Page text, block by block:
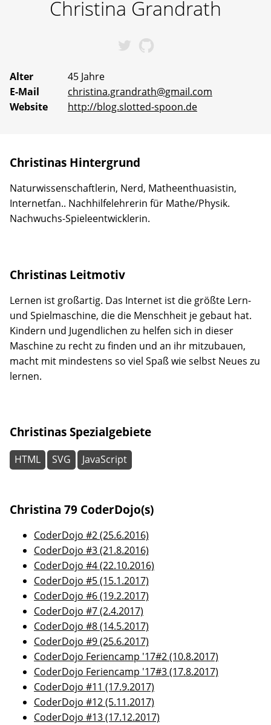
Erfahrene
Mentoren
an
Ideen
zu
arbeiten
oder
Wirklichkeit
werden
lassen.
Christina Grandrath
Alter
45 Jahre
E-Mail
christina.grandrath@gmail.com
Website
http://blog.slotted-spoon.de
Christinas Hintergrund
Naturwissenschaftlerin, Nerd, Matheenthuasistin,
Internetfan.. Nachhilfelehrerin für Mathe/Physik.
Nachwuchs-Spieleentwicklerin.
Christinas Leitmotiv
Lernen ist großartig. Das Internet ist die größte Lern-
und Spielmaschine, die die Menschheit je gebaut hat.
Kindern und Jugendlichen zu helfen sich in dieser
Maschine zu recht zu finden und an ihr mitzubauen,
macht mit mindestens so viel Spaß wie selbst Neues zu
lernen.
Christinas Spezialgebiete
HTML SVG JavaScript
Christina 79 CoderDojo(s)
CoderDojo #2 (25.6.2016)
CoderDojo #3 (21.8.2016)
CoderDojo #4 (22.10.2016)
CoderDojo #5 (15.1.2017)
CoderDojo #6 (19.2.2017)
CoderDojo #7 (2.4.2017)
CoderDojo #8 (14.5.2017)
CoderDojo #9 (25.6.2017)
CoderDojo Feriencamp '17#2 (10.8.2017)
CoderDojo Feriencamp '17#3 (17.8.2017)
CoderDojo #11 (17.9.2017)
CoderDojo #12 (5.11.2017)
CoderDojo #13 (17.12.2017)